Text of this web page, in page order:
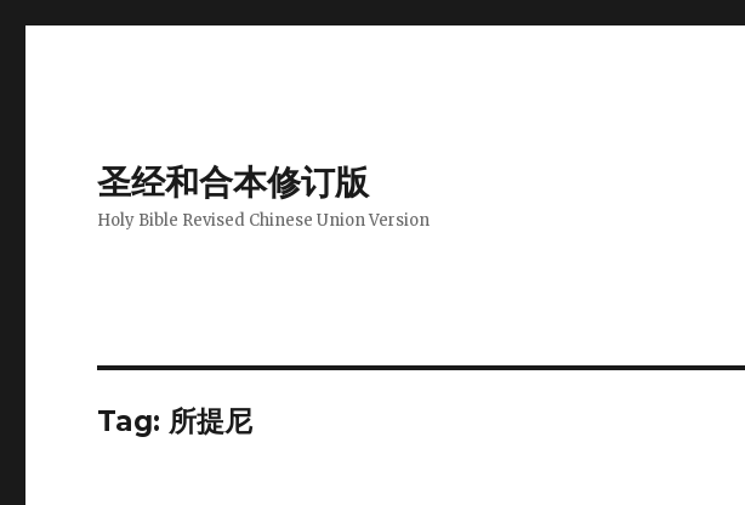
圣经和合本修订版
Holy Bible Revised Chinese Union Version
Tag: 所提尼